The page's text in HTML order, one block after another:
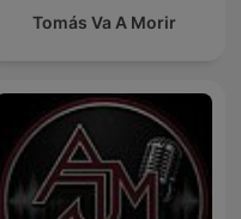
Tomás Va A Morir